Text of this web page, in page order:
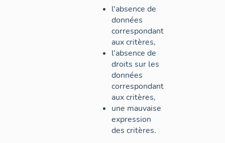
l'absence de
données
correspondant
aux critères,
l'absence de
droits sur les
données
correspondant
aux critères,
une mauvaise
expression
des critères.